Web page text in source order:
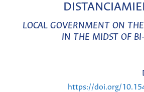
LOCAL GOVERNMENT ON
IN THE MIDST OF
https://doi.org/